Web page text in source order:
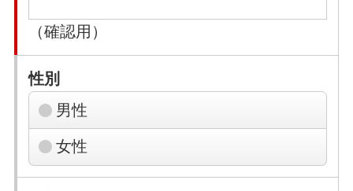
（確認用）
性別
男性
女性